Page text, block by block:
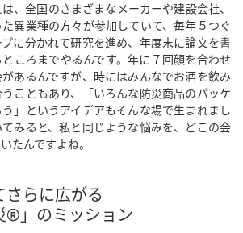
、全国のさまざまなメーカーや建設会社、
異業種の方々が参加していて、毎年５つぐ
に分かれて研究を進め、年度末に論文を書
ころまでやるんです。年に７回顔を合わせ
あるんですが、時にはみんなでお酒を飲み
こともあり、「いろんな防災商品のパッケ
」というアイデアもそんな場で生まれまし
みると、私と同じような悩みを、どこの会
たんですよね。
さらに広がる
®︎」のミッション